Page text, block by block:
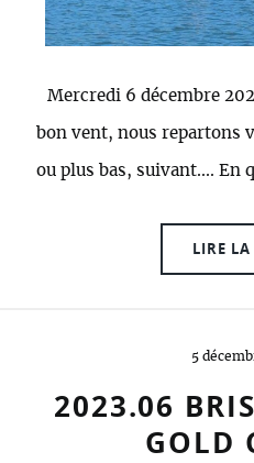
Mercredi 6 décembre
bon vent, nous repartons
ou plus bas, suivant.... En
LIRE
5
2023.06
GOLD